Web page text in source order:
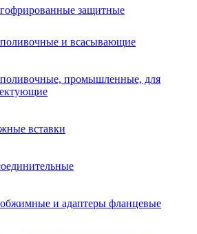
защитные
и всасывающие
промышленные, для
вставки
и адаптеры фланцевые